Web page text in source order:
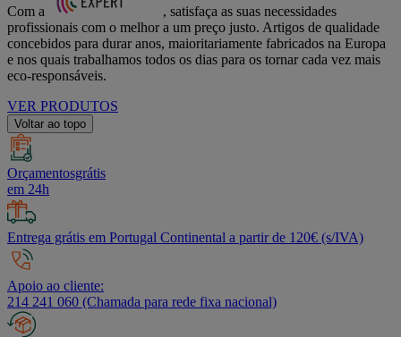
Com a
, satisfaça as suas necessidades
profissionais com o melhor a um preço justo. Artigos de qualidade
concebidos para durar anos, maioritariamente fabricados na Europa
e nos quais trabalhamos todos os dias para os tornar cada vez mais
eco-responsáveis.
VER PRODUTOS
Voltar ao topo
Orçamentosgrátis
em 24h
Entrega grátis em Portugal Continental a partir de 120€ (s/IVA)
Apoio ao cliente:
214 241 060 (Chamada para rede fixa nacional)